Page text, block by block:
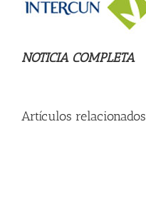
NOTICIA COMPLETA
Artículos relacionados